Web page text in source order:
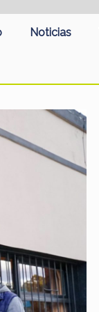
Noticias